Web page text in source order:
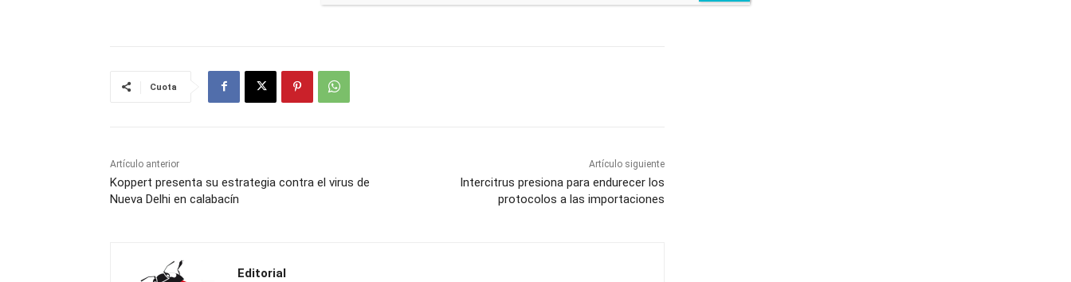
Cuota
Artículo anterior
Koppert presenta su estrategia contra el virus de
Nueva Delhi en calabacín
Artículo siguiente
Intercitrus presiona para endurecer los
protocolos a las importaciones
Editorial